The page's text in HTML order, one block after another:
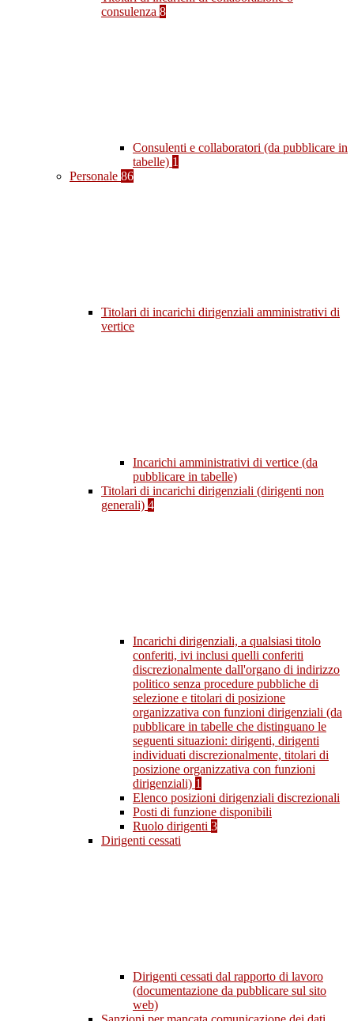
consulenza 8
Consulenti e collaboratori (da pubblicare in
tabelle) 1
Personale 86
Titolari di incarichi dirigenziali amministrativi di
vertice
Incarichi amministrativi di vertice (da
pubblicare in tabelle)
Titolari di incarichi dirigenziali (dirigenti non
generali) 4
Incarichi dirigenziali, a qualsiasi titolo
conferiti, ivi inclusi quelli conferiti
discrezionalmente dall'organo di indirizzo
politico senza procedure pubbliche di
selezione e titolari di posizione
organizzativa con funzioni dirigenziali (da
pubblicare in tabelle che distinguano le
seguenti situazioni: dirigenti, dirigenti
individuati discrezionalmente, titolari di
posizione organizzativa con funzioni
dirigenziali) 1
Elenco posizioni dirigenziali discrezionali
Posti di funzione disponibili
Ruolo dirigenti 3
Dirigenti cessati
Dirigenti cessati dal rapporto di lavoro
(documentazione da pubblicare sul sito
web)